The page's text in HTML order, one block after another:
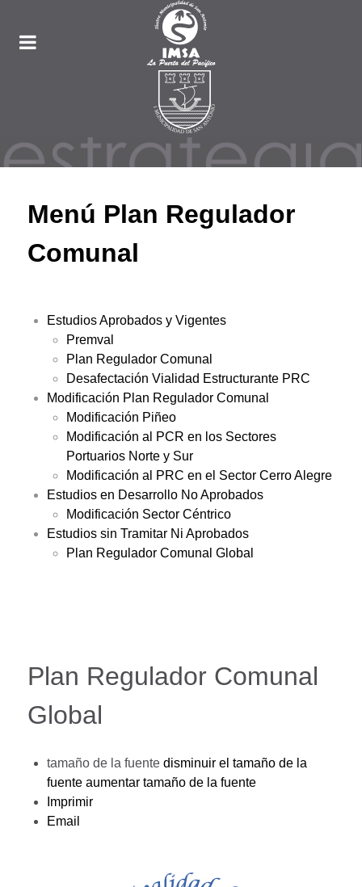
Menú Plan Regulador
Comunal
Estudios Aprobados y Vigentes
Premval
Plan Regulador Comunal
Desafectación Vialidad Estructurante PRC
Modificación Plan Regulador Comunal
Modificación Piñeo
Modificación al PCR en los Sectores
Portuarios Norte y Sur
Modificación al PRC en el Sector Cerro Alegre
Estudios en Desarrollo No Aprobados
Modificación Sector Céntrico
Estudios sin Tramitar Ni Aprobados
Plan Regulador Comunal Global
Plan Regulador Comunal
Global
tamaño de la fuente disminuir el tamaño de la
fuente aumentar tamaño de la fuente
Imprimir
Email